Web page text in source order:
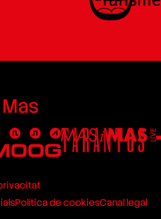
Política de cookiesCanal legal